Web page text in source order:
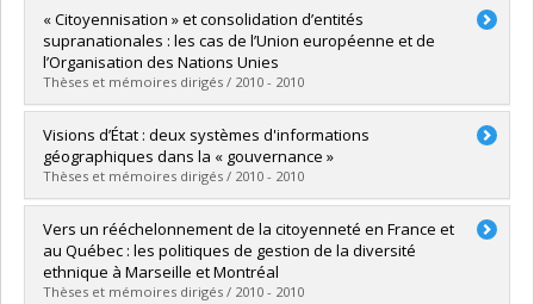
Diplômé(e) :Vila Freyer, Ana Beatriz
Cycle :Doctorat
Diplôme obtenu :Ph. D.
Lien vers le document dans Papyrus
« Citoyennisation » et consolidation d’entités
supranationales : les cas de l’Union européenne et de
l’Organisation des Nations Unies
Thèses et mémoires dirigés / 2010 - 2010
Diplômé(e) : Auvachez, Elise
Cycle :Doctorat
Diplôme obtenu :Ph. D.
Lien vers le document dans Papyrus
Visions d’État : deux systèmes d'informations
géographiques dans la « gouvernance »
Thèses et mémoires dirigés / 2010 - 2010
Diplômé(e) :Sibille, Bastien
Cycle :Doctorat
Diplôme obtenu :Ph. D.
Lien vers le document dans Papyrus
Vers un rééchelonnement de la citoyenneté en France et
au Québec : les politiques de gestion de la diversité
ethnique à Marseille et Montréal
Thèses et mémoires dirigés / 2010 - 2010